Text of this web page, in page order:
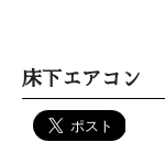
床下エアコン